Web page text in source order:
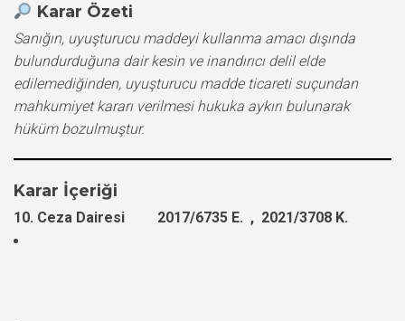
Karar Özeti
Sanığın, uyuşturucu maddeyi kullanma amacı dışında
bulundurduğuna dair kesin ve inandırıcı delil elde
edilemediğinden, uyuşturucu madde ticareti suçundan
mahkumiyet kararı verilmesi hukuka aykırı bulunarak
hüküm bozulmuştur.
Karar İçeriği
10. Ceza Dairesi 2017/6735 E. , 2021/3708 K.